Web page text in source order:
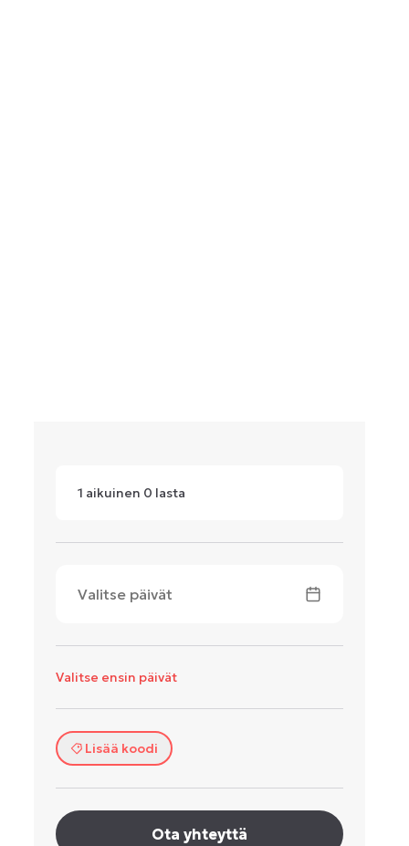
1 aikuinen 0 lasta
Valitse päivät
Valitse ensin päivät
Lisää koodi
Ota yhteyttä